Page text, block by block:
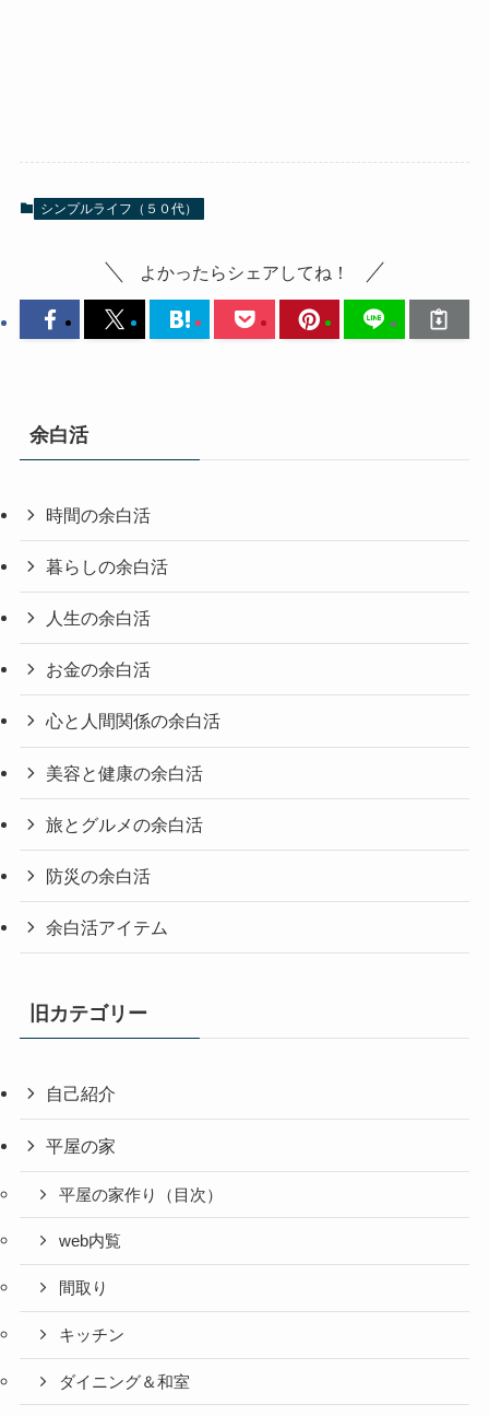
シンプルライフ（５０代）
よかったらシェアしてね！
余白活
時間の余白活
暮らしの余白活
人生の余白活
お金の余白活
心と人間関係の余白活
美容と健康の余白活
旅とグルメの余白活
防災の余白活
余白活アイテム
旧カテゴリー
自己紹介
平屋の家
平屋の家作り（目次）
web内覧
間取り
キッチン
ダイニング＆和室